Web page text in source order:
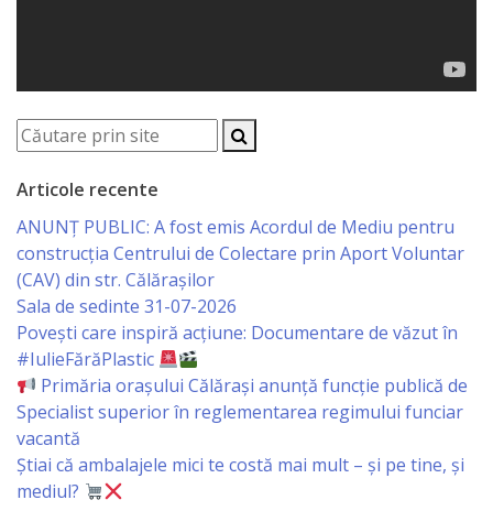
Comerţ
Specialist
în
Problemele
Tineretului
şi
Sportului
Specialist
pentru
Planificare,
Articole recente
ANUNȚ PUBLIC: A fost emis Acordul de Mediu pentru
construcția Centrului de Colectare prin Aport Voluntar
(CAV) din str. Călărașilor
Sala de sedinte 31-07-2026
Povești care inspiră acțiune: Documentare de văzut în
#IulieFărăPlastic
Primăria orașului Călărași anunță funcție publică de
Specialist superior în reglementarea regimului funciar
vacantă
Știai că ambalajele mici te costă mai mult – și pe tine, și
mediul?